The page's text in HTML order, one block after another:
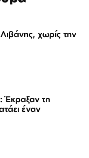
χωρίς την
Έκραξαν τη
έναν